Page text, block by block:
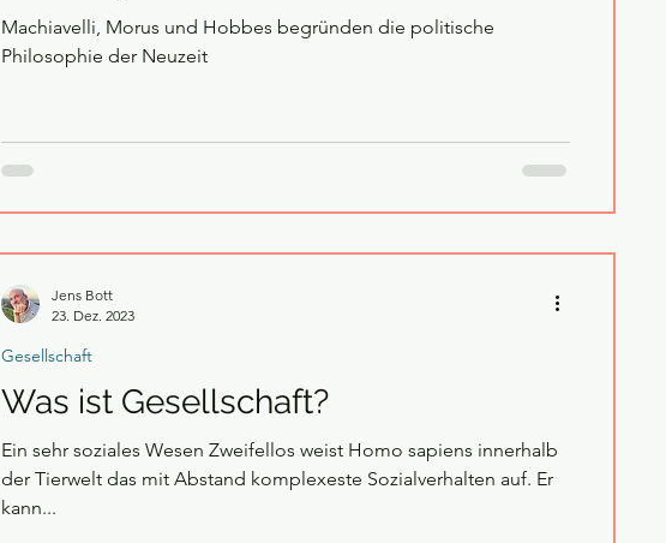
Machiavelli, Morus und Hobbes begründen die politische
Philosophie der Neuzeit
Was ist Gesellschaft?
Ein sehr soziales Wesen Zweifellos weist Homo sapiens innerhalb
der Tierwelt das mit Abstand komplexeste Sozialverhalten auf. Er
kann...
Gesellschaft
Jens Bott
23. Dez. 2023